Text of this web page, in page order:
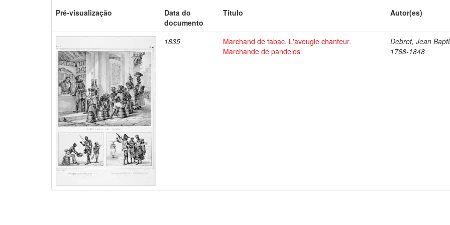
Pré-visualização
Data do
documento
Título Autor(es)
1835
Marchand de tabac. L'aveugle chanteur.
Marchande de pandelos
Debret, Jean
1768-1848